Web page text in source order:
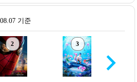
기준
2 3